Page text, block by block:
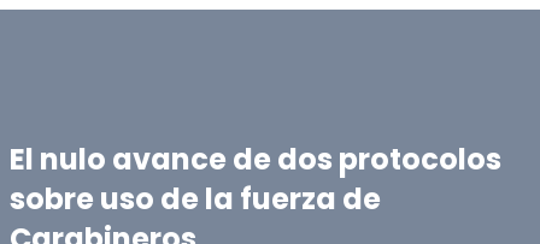
El nulo avance de dos protocolos
sobre uso de la fuerza de